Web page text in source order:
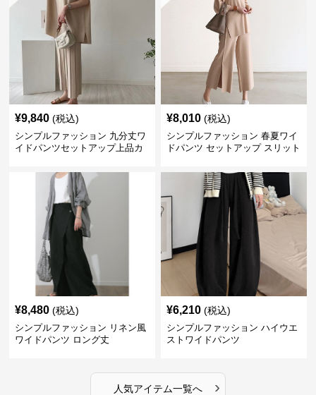
¥9,840 (税込)
シンプルファッション 九分丈ワ
イドパンツセットアップ上品カ
¥8,010 (税込)
シンプルファッション 春夏ワイ
ドパンツ セットアップ スリット
¥8,480 (税込)
シンプルファッション リネン風
ワイドパンツ ロング丈
¥6,210 (税込)
シンプルファッション ハイウエ
ストワイドパンツ
人気アイテム一覧へ ›